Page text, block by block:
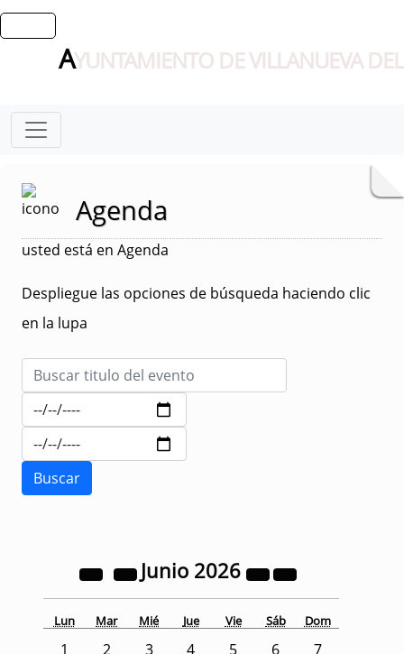
AYUNTAMIENTO DE VILLANUEVA
Agenda
usted está en Agenda
Despliegue las opciones de búsqueda haciendo clic
en la lupa
Junio 2026
Lun Mar Mié Jue Vie Sáb Dom
1 2 3 4 5 6
7